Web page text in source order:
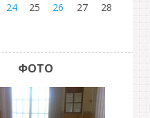
24 25 26 27
28
ФОТО